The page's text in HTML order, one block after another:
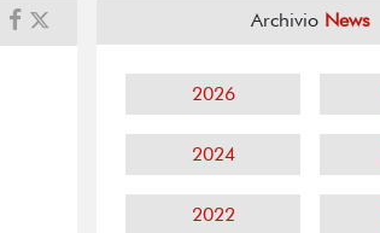
Archivio News
2026
2024
2022